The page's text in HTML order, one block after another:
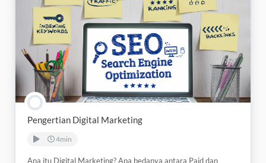
Pengertian Digital Marketing
4min
Apa itu Digital Marketing? Apa bedanya antara Paid dan